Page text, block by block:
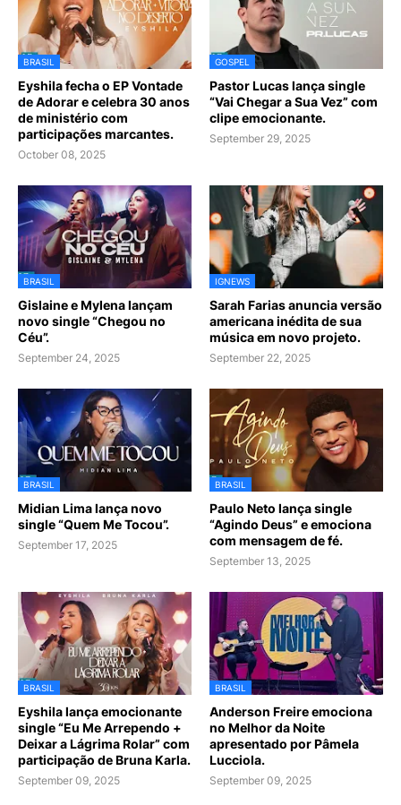
BRASIL
Eyshila fecha o EP Vontade
de Adorar e celebra 30 anos
de ministério com
participações marcantes.
October 08, 2025
GOSPEL
Pastor Lucas lança single
“Vai Chegar a Sua Vez” com
clipe emocionante.
September 29, 2025
BRASIL
Gislaine e Mylena lançam
novo single “Chegou no
Céu”.
September 24, 2025
IGNEWS
Sarah Farias anuncia versão
americana inédita de sua
música em novo projeto.
September 22, 2025
BRASIL
Midian Lima lança novo
single “Quem Me Tocou”.
September 17, 2025
BRASIL
Paulo Neto lança single
“Agindo Deus” e emociona
com mensagem de fé.
September 13, 2025
BRASIL
Eyshila lança emocionante
single “Eu Me Arrependo +
Deixar a Lágrima Rolar” com
participação de Bruna Karla.
September 09, 2025
BRASIL
Anderson Freire emociona
no Melhor da Noite
apresentado por Pâmela
Lucciola.
September 09, 2025